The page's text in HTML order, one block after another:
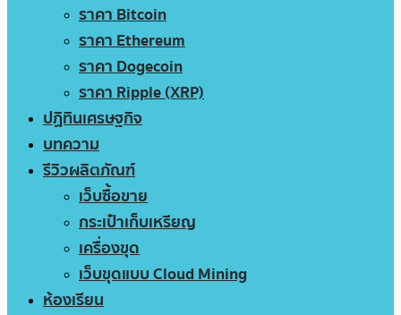
ราคา Bitcoin
ราคา Ethereum
ราคา Dogecoin
ราคา Ripple (XRP)
ปฏิทินเศรษฐกิจ
บทความ
รีวิวผลิตภัณฑ์
เว็บซื้อขาย
กระเป๋าเก็บเหรียญ
เครื่องขุด
เว็บขุดแบบ Cloud Mining
ห้องเรียน